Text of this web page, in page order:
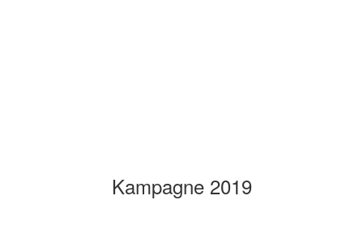
Kampagne 2019